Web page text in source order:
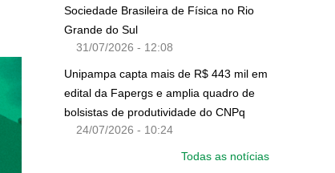
Sociedade Brasileira de Física no Rio
Grande do Sul
31/07/2026 - 12:08
Unipampa capta mais de R$ 443 mil em
edital da Fapergs e amplia quadro de
bolsistas de produtividade do CNPq
24/07/2026 - 10:24
Todas as notícias